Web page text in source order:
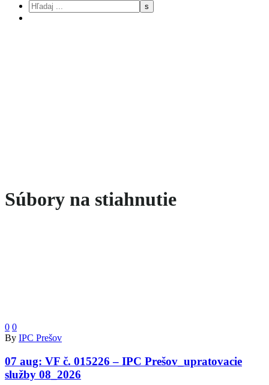
Súbory na stiahnutie
0 0
By IPC Prešov
07 aug: VF č. 015226 – IPC Prešov_upratovacie
služby 08_2026